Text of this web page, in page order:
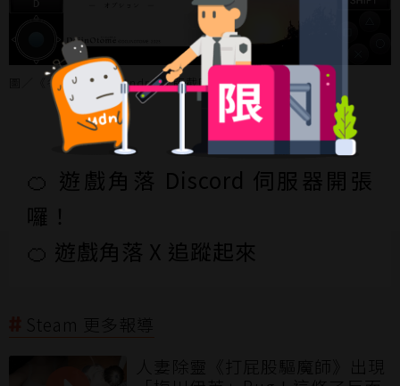
圖／《冬日狂想曲》Android 版截圖
🍊 遊戲角落 Discord 伺服器開張
囉！
🍊 遊戲角落 X 追蹤起來
Steam 更多報導
人妻除靈《打屁股驅魔師》出現